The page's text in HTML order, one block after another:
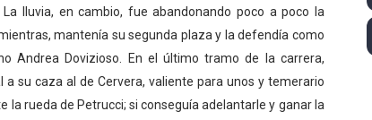
Norris consigue en Hungría su primera victoria
lluvia, en cambio, fue abandonando poco a poco la
mantenía su segunda plaza y la defendía como
Andrea Dovizioso. En el último tramo de la carrera,
su caza al de Cervera, valiente para unos y temerario
rueda de Petrucci; si conseguía adelantarle y ganar la